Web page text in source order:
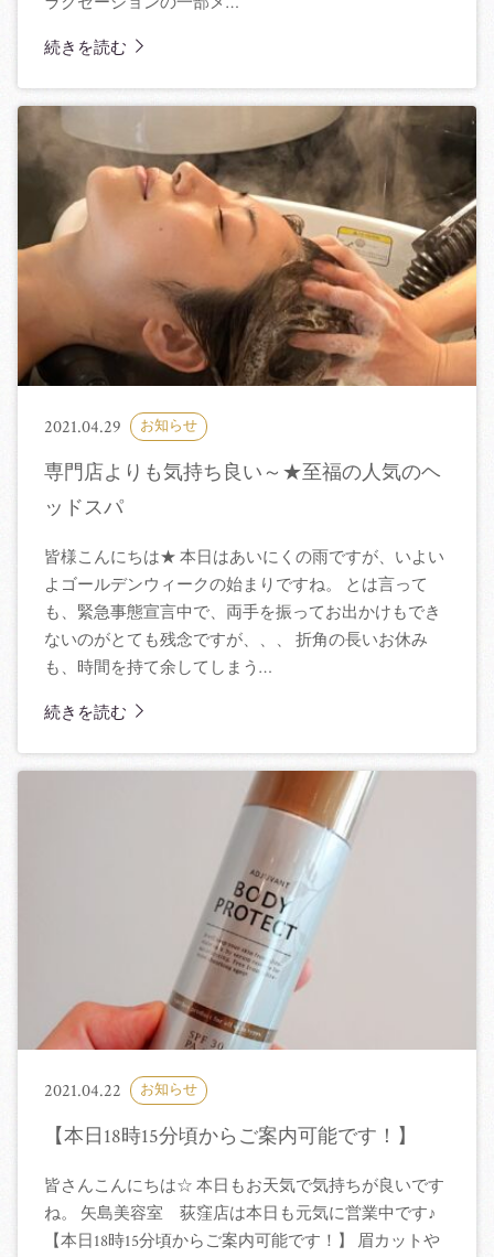
続きを読む
2021.04.29 お知らせ
専門店よりも気持ち良い～★至福の人気のヘ
ッドスパ
皆様こんにちは★ 本日はあいにくの雨ですが、いよい
よゴールデンウィークの始まりですね。 とは言って
も、緊急事態宣言中で、両手を振ってお出かけもでき
ないのがとても残念ですが、、、 折角の長いお休み
も、時間を持て余してしまう…
続きを読む
2021.04.22 お知らせ
【本日18時15分頃からご案内可能です！】
皆さんこんにちは☆ 本日もお天気で気持ちが良いです
ね。 矢島美容室 荻窪店は本日も元気に営業中です♪
【本日18時15分頃からご案内可能です！】 眉カットや